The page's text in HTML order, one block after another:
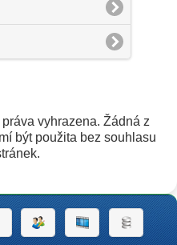
vyhrazena. Žádná z
být použita bez souhlasu